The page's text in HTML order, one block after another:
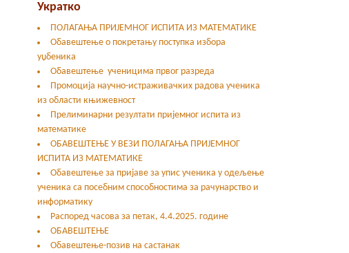
Укратко
ПОЛАГАЊА ПРИЈЕМНОГ ИСПИТА ИЗ МАТЕМАТИКЕ
Обавештење о покретању поступка избора
уџбеника
Обавештење ученицима првог разреда
Промоција научно-истраживачких радова ученика
из области књижевност
Прелиминарни резултати пријемног испита из
математике
ОБАВЕШТЕЊЕ У ВЕЗИ ПОЛАГАЊА ПРИЈЕМНОГ
ИСПИТА ИЗ МАТЕМАТИКЕ
Oбавештење за пријаве за упис ученика у одељење
ученика са посебним способностима за рачунарство и
информатику
Распоред часова за петак, 4.4.2025. године
ОБАВЕШТЕЊЕ
Обавештење-позив на састанак